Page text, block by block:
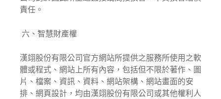
責任。
六、智慧財產權
漢翊股份有限公司官方網站所提供之服務所使用之軟
體或程式、網站上所有內容，包括但不限於著作、圖
片、檔案、資訊、資料、網站架構、網站畫面的安
排、網頁設計，均由漢翊股份有限公司或其他權利人